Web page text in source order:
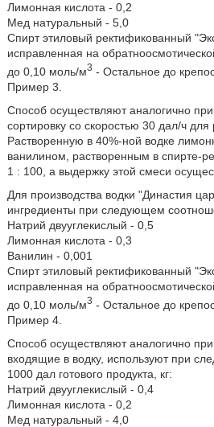
Лимонная кислота - 0,2
Мед натуральный - 5,0
Спирт этиловый ректификованный
исправленная на
до 0,10 моль/м3 - Остальное до
Пример 3.
Способ осуществляют аналогично
сортировку со скоростью 30 дал/ч для
Растворенную в 40%-ной водке
ванилином, растворенным в спирте-
1 : 100, а выдержку этой смеси
Для производства водки "Династия
ингредиенты при следующем
Натрий двууглекислый - 0,5
Лимонная кислота - 0,3
Ванилин - 0,001
Спирт этиловый ректификованный
исправленная на
до 0,10 моль/м3 - Остальное до
Пример 4.
Способ осуществляют аналогично
входящие в водку, используют при
1000 дал готового продукта, кг:
Натрий двууглекислый - 0,4
Лимонная кислота - 0,2
Мед натуральный - 4,0